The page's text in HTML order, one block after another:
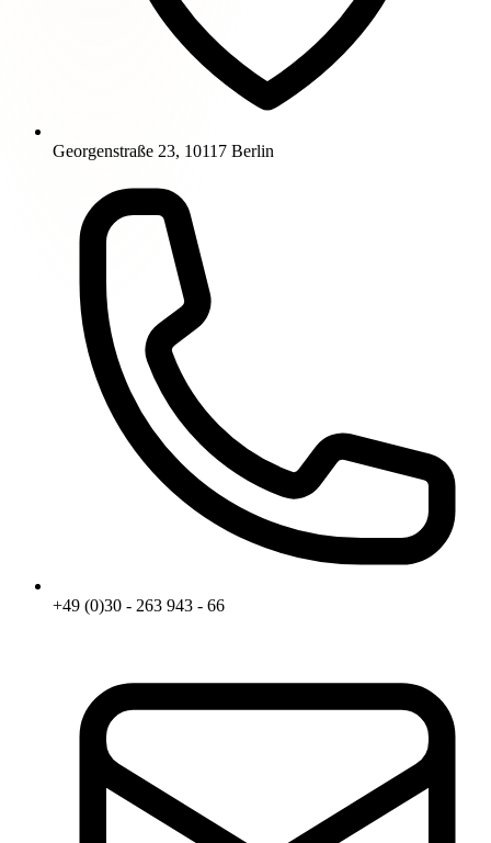
Georgenstraße 23, 10117 Berlin
+49 (0)30 - 263 943 - 66